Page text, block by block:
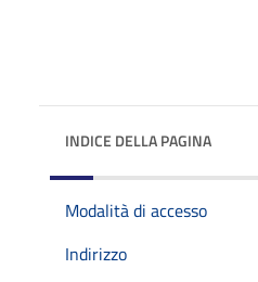
INDICE DELLA PAGINA
Modalità di accesso
Indirizzo